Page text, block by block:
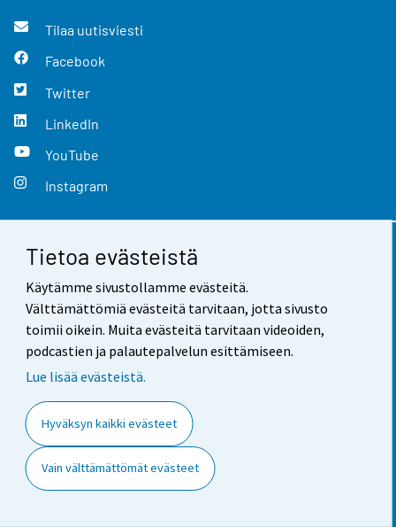
Tietoa evästeistä
Käytämme sivustollamme evästeitä.
Välttämättömiä evästeitä tarvitaan, jotta sivusto
toimii oikein. Muita evästeitä tarvitaan videoiden,
podcastien ja palautepalvelun esittämiseen.
Lue lisää evästeistä.
Hyväksyn kaikki evästeet
Vain välttämättömät evästeet
Tilaa uutisviesti
Facebook
Twitter
LinkedIn
YouTube
Instagram
Yhteystiedot
Palaute
Käyttöehdot
Saavutettavuus
Tietoa sivustosta
Evästeasetukset